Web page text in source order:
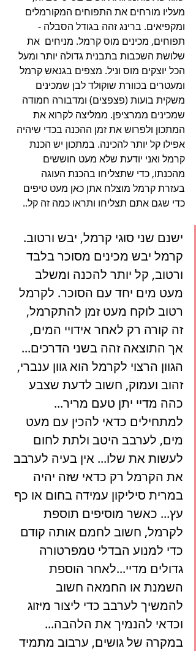
מעליו מורחים את התפוחים המקורמלים
ומקפיאים. ברינג זהה בגודל הסבלה -
תפוחים, מכינים מוס קרמל. מניחים  את
שלושת השכבות בתבנית גדולה יותר ומעל
הכל יוצקים מוס וניל. מצפים בגנאש קרמל
ומעטרים בכוורת שוקולד לבן שמכינים
משקית בועות (פצפצים) ומדבורה חמודה
שמכינים ממרציפן. ממליצה לקרוא את
המתכון ולפרוש את זמן ההכנה בכדי שיהיה
אפילו קל יותר להכינה. במתכון יש הכנת
קרמל ואני יודעת שלא מעט חוששים
מהכנתו, כדי שתצליחו בהכנת העוגה
בעזרת קרמל מוצלח אתן כאן מעט טיפים
כדי שגם אתם תצליחו ותראו כמה זה קל..
ישנם שני סוגי קרמל, יבש ורטוב.
קרמל יבש מכינים מסוכר בלבד
ורטוב, קל יותר להכנה ומשלב
מעט מים יחד עם הסוכר. לקרמל
רטוב לוקח מעט זמן להתקרמל,
זה קורה רק לאחר אידויי המים,
אך התוצאה זהה בשני הדרכים...
הגוון הרצוי לקרמל הוא גוון ענברי,
זהוב ועמוק, חשוב לדעת שצבע
כהה מדיי יתן טעם מריר...
למתחילים כדאי להכין עם מעט
מים, לערבב היטב ולתת לחום
לעשות את שלו... אין בעיה לערבב
את הקרמל רק כדאי שזה יהיה
במרית סיליקון עמידה בחום או כף
עץ... כאשר מוסיפים תוספת
לקרמל, חשוב לחמם אותה קודם
כדי למנוע הבדלי טמפרטורה
גדולים מדיי...לאחר הוספת
השמנת או החמאה חשוב
להמשיך לערבב כדי ליצור מיזוג
וכדאי להנמיך את הלהבה...
במקרה של גושים, ערבוב מתמיד